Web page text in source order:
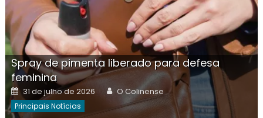
Spray de pimenta liberado para defesa
feminina
Posted
on
31 de julho de 2026 Author
O Colinense
Principais Notícias